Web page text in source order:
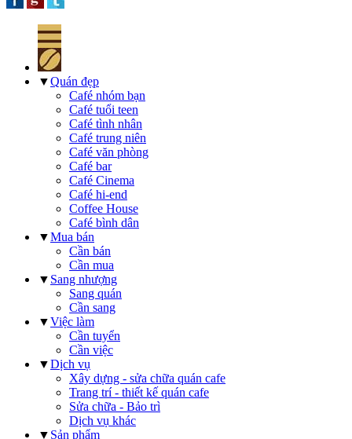
▼Quán đẹp
Café nhóm bạn
Café tuổi teen
Café tình nhân
Café trung niên
Café văn phòng
Café bar
Café Cinema
Café hi-end
Coffee House
Café bình dân
▼Mua bán
Cần bán
Cần mua
▼ Sang nhượng
Sang quán
Cần sang
▼Việc làm
Cần tuyển
Cần việc
▼Dịch vụ
Xây dựng - sửa chữa quán cafe
Trang trí - thiết kế quán cafe
Sửa chữa - Bảo trì
Dịch vụ khác
▼ Sản phẩm